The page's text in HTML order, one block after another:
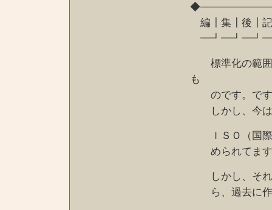
編┃集┃後┃
標準化の範囲
も
のです。です
しかし、今は
ＩＳＯ（国際
められてま
しかし、それ
ら、過去に作